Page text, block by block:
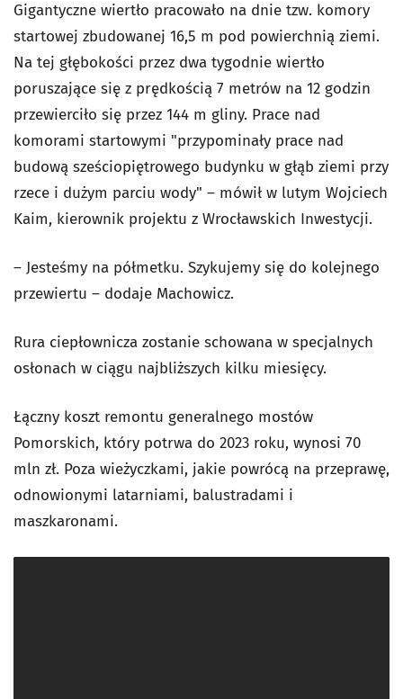
Gigantyczne wiertło pracowało na dnie tzw. komory
startowej zbudowanej 16,5 m pod powierchnią ziemi.
Na tej głębokości przez dwa tygodnie wiertło
poruszające się z prędkością 7 metrów na 12 godzin
przewierciło się przez 144 m gliny. Prace nad
komorami startowymi "przypominały prace nad
budową sześciopiętrowego budynku w głąb ziemi przy
rzece i dużym parciu wody" – mówił w lutym Wojciech
Kaim, kierownik projektu z Wrocławskich Inwestycji.
– Jesteśmy na półmetku. Szykujemy się do kolejnego
przewiertu – dodaje Machowicz.
Rura ciepłownicza zostanie schowana w specjalnych
osłonach w ciągu najbliższych kilku miesięcy.
Łączny koszt remontu generalnego mostów
Pomorskich, który potrwa do 2023 roku, wynosi 70
mln zł. Poza wieżyczkami, jakie powrócą na przeprawę,
odnowionymi latarniami, balustradami i
maszkaronami.